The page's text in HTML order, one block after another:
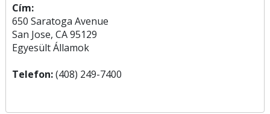
Cím:
650 Saratoga Avenue
San Jose, CA 95129
Egyesült Államok
Telefon:(408) 249-7400